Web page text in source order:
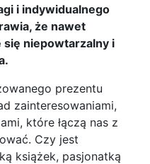
i indywidualnego
że nawet
niepowtarzalny i
prezentu
zainteresowaniami,
które łączą nas z
Czy jest
książek, pasjonatką